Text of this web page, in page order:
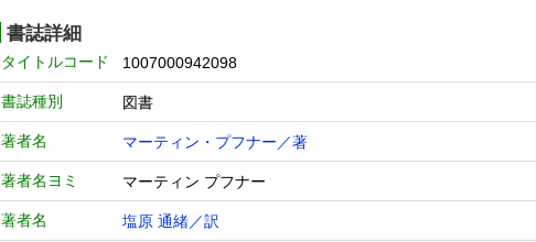
書誌詳細
タイトルコード 1007000942098
書誌種別 図書
著者名 マーティン・プフナー／著
著者名ヨミ マーティン プフナー
著者名 塩原 通緒／訳